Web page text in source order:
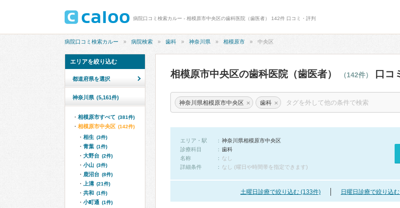
病院口コミ検索カルー - 相模原市中央区の歯科医院（歯医者） 142件 口コミ・評判
病院口コミ検索カルー 病院検索 歯科 神奈川県 相模原市 中央区
相模原市中央区の歯科医院（歯医者） （142件） 口コ
神奈川県相模原市中央区 × 歯科 ×
エリア・駅
神奈川県相模原市中央区
診療科目
歯科
名称
なし
詳細条件
なし (曜日や時間帯を指定できます)
土曜日診療で絞り込む (133件) 日曜日診療で絞り込
エリアを絞り込む
都道府県を選択
神奈川県 (5,161件)
相模原市すべて (381件)
相模原市中央区 (142件)
相生 (3件)
青葉 (1件)
大野台 (2件)
小山 (3件)
鹿沼台 (8件)
上溝 (21件)
共和 (1件)
小町通 (1件)